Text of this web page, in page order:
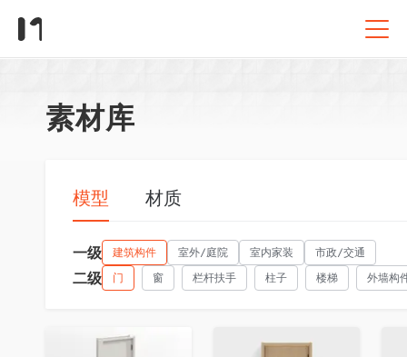
素材库
模型 材质
一级 建筑构件 室外/庭院 室内家装 市政/交通
二级 门 窗 栏杆扶手 柱子 楼梯 外墙构
收藏 收藏